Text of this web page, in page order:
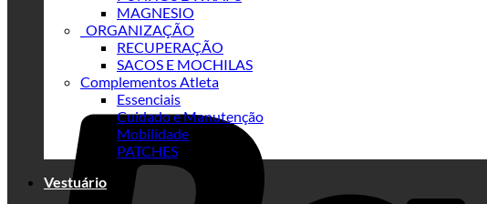
MAGNESIO
_ORGANIZAÇÃO
RECUPERAÇÃO
SACOS E MOCHILAS
Complementos Atleta
Essenciais
Cuidado e Manutenção
Mobilidade
PATCHES
Vestuário